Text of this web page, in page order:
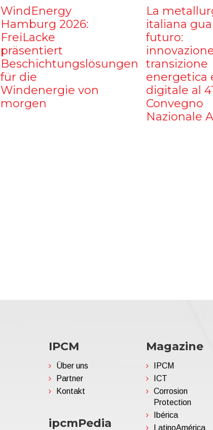
WindEnergy
Hamburg 2026:
FreiLacke
präsentiert
Beschichtungslösungen
für die
Windenergie von
morgen
La
italiana
futuro:
transizione
energetica
digitale al
Convegno
Nazionale
IPCM
Über uns
Partner
Kontakt
ipcmPedia
Magazine
IPCM
ICT
Corrosion
Protection
Ibérica
LatinoAmérica